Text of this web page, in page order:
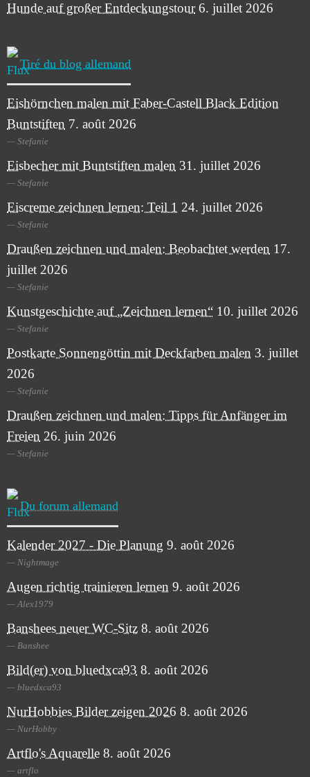
Hunde auf großer Entdeckungstour 6. juillet 2026
Tiré du blog allemand
Eishörnchen malen mit Faber-Castell Black Edition
Buntstiften 7. août 2026
Stefanie
Eisbecher mit Buntstiften malen 31. juillet 2026
Stefanie
Eiscreme zeichnen lernen: Teil 1 24. juillet 2026
Stefanie
Draußen zeichnen und malen: Beobachtet werden 17.
juillet 2026
Stefanie
Kunstgeschichte auf „Zeichnen lernen“ 10. juillet 2026
Stefanie
Postkarte Sonnengöttin mit Deckfarben malen 3. juillet
2026
Stefanie
Draußen zeichnen und malen: Tipps für Anfänger im
Freien 26. juin 2026
Stefanie
Du forum allemand
Kalender 2027 - Die Planung 9. août 2026
Nightmage
Augen richtig trainieren lernen 9. août 2026
Alex1979
Banshees neuer WC-Sitz 8. août 2026
Banshee
Bild(er) von bluedxca93 8. août 2026
bluedxca93
NurHobbies Bilder zeigen 2026 8. août 2026
NurHobby
Artflo's Aquarelle 8. août 2026
artflo